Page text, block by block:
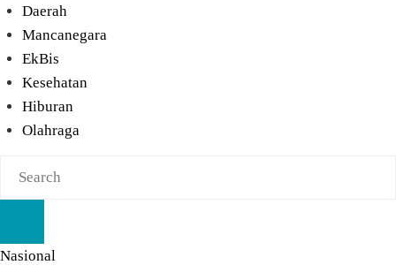
Daerah
Mancanegara
EkBis
Kesehatan
Hiburan
Olahraga
Nasional